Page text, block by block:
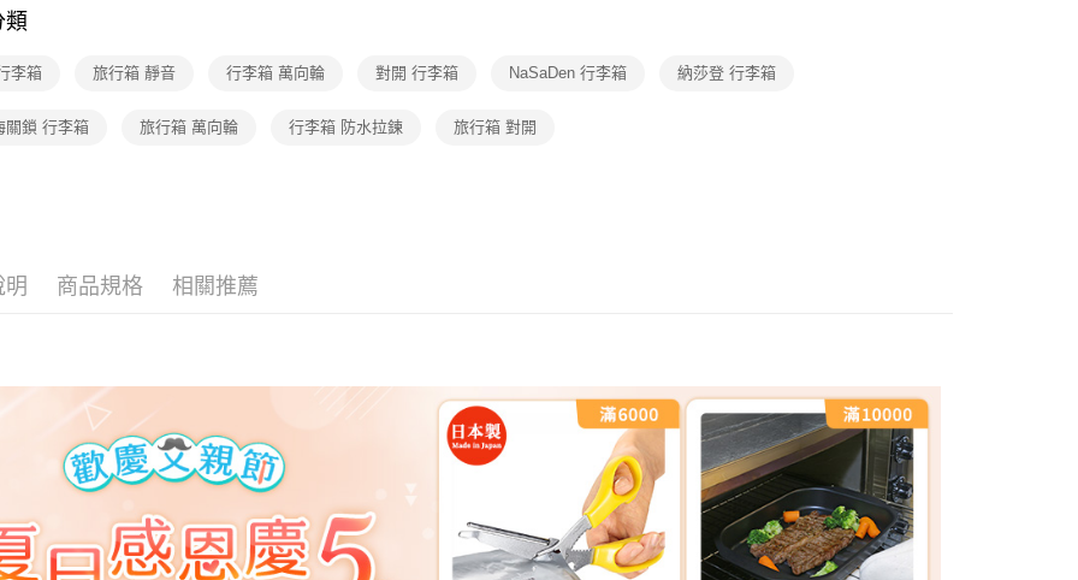
類
李箱 旅行箱 靜音 行李箱 萬向輪 對開 行李箱 NaSaDen 行李箱 納莎登 行李箱
關鎖 行李箱 旅行箱 萬向輪 行李箱 防水拉鍊 旅行箱 對開
明 商品規格 相關推薦